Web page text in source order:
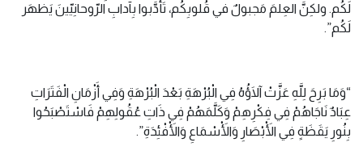
لَكُم. ولكِنَّ العِلمَ مَجبولٌ في قُلوبِكُم، تَأَدَّبوا بِآدابِ الرّوحانِيّينَ يَظهَر
لَكُم”.
“وَمَا بَرِحَ لِلَّهِ عَزَّتْ آلَاؤُهُ فِي الْبُرْهَةِ بَعْدَ الْبُرْهَةِ وَفِي أَزْمَانِ الْفَتَرَاتِ
عِبَادٌ نَاجَاهُمْ فِي فِكْرِهِمْ وَكَلَّمَهُمْ فِي ذَاتِ عُقُولِهِمْ فَاسْتَصْبَحُوا
بِنُورِ يَقَظَةٍ فِي الْأَبْصَارِ وَالْأَسْمَاعِ وَالْأَفْئِدَةِ”.